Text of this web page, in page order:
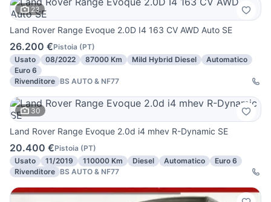
23
Land Rover Range Evoque 2.0D I4 163 CV AWD Auto SE
26.200 €Pistoia (PT)
Usato
08/2022 87000 Km Mild Hybrid Diesel
Automatico
Euro 6
Rivenditore BS AUTO & NF77
30
Land Rover Range Evoque 2.0d i4 mhev R-Dynamic SE
20.400 €Pistoia (PT)
Usato
11/2019 110000 Km Diesel Automatico
Euro 6
Rivenditore BS AUTO & NF77